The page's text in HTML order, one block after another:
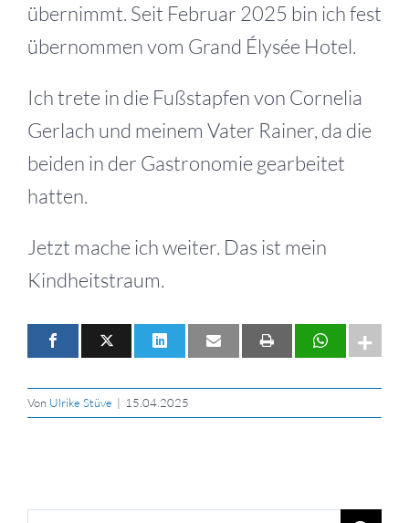
übernimmt. Seit Februar 2025 bin ich fest
übernommen vom Grand Élysée Hotel.
Ich trete in die Fußstapfen von Cornelia
Gerlach und meinem Vater Rainer, da die
beiden in der Gastronomie gearbeitet
hatten.
Jetzt mache ich weiter. Das ist mein
Kindheitstraum.
Von Ulrike Stüve | 15.04.2025